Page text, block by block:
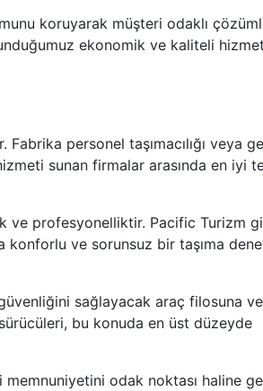
koruyarak müşteri odaklı
ekonomik ve kaliteli
personel taşımacılığı veya
sunan firmalar arasında en iyi
ve profesyonelliktir. Pacific Turizm
konforlu ve sorunsuz bir taşıma
sağlayacak araç filosuna ve
bu konuda en üst düzeyde
odak noktası haline